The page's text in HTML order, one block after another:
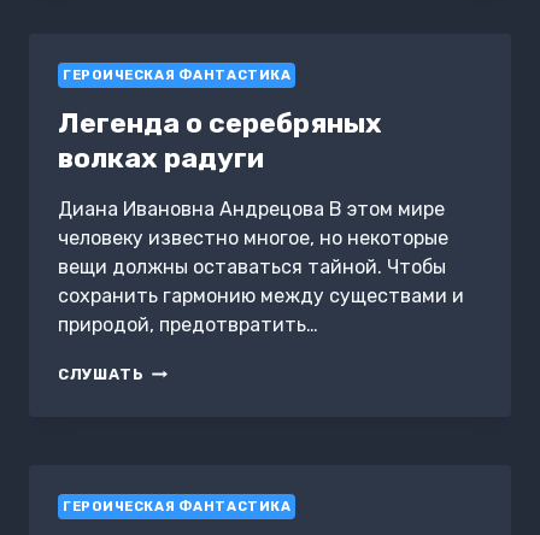
ГЕРОИЧЕСКАЯ ФАНТАСТИКА
Легенда о серебряных
волках радуги
Диана Ивановна Андрецова В этом мире
человеку известно многое, но некоторые
вещи должны оставаться тайной. Чтобы
сохранить гармонию между существами и
природой, предотвратить…
СЛУШАТЬ ЛЕГЕНДА
ГЕРОИЧЕСКАЯ ФАНТАСТИКА